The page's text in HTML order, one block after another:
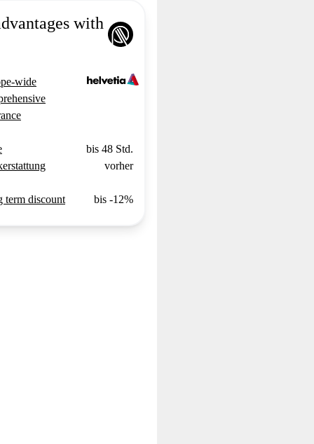
with
wide
bis 48 Std.
vorher
term discount bis -12%